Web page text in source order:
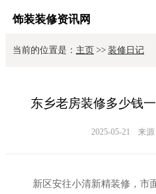
饰装装修资讯网
当前的位置是： 主页 >> 装修日记
东乡老房装修多少钱
2025-05-21 来
新区安往小清新精装修，市